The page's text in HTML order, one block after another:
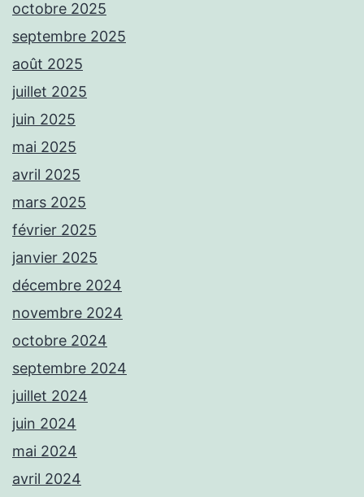
octobre 2025
septembre 2025
août 2025
juillet 2025
juin 2025
mai 2025
avril 2025
mars 2025
février 2025
janvier 2025
décembre 2024
novembre 2024
octobre 2024
septembre 2024
juillet 2024
juin 2024
mai 2024
avril 2024